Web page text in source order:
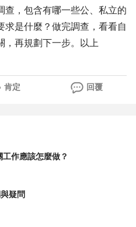
查，包含有哪一些公、私立的
求是什麼？做完調查，看看自
，再規劃下一步。以上
肯定 回覆
作應該怎麼做？
疑問